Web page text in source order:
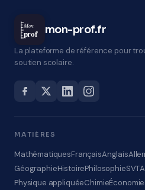
Mon
prof mon-prof.fr
La plateforme de référence pour
soutien scolaire.
MATIÈRES
MathématiquesFrançaisAnglais
GéographieHistoirePhilosophieSVT
Physique appliquéeChimieÉconomie